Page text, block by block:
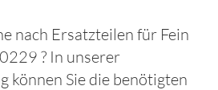
nach Ersatzteilen für Fein
? In unserer
können Sie die benötigten